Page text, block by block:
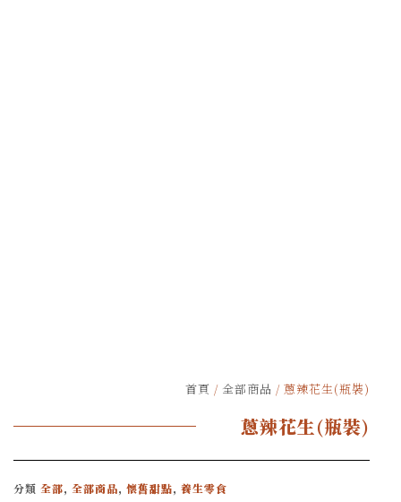
首頁 / 全部商品 / 蔥辣花生(瓶裝)
蔥辣花生(瓶裝)
分類 全部, 全部商品, 懷舊甜點, 養生零食